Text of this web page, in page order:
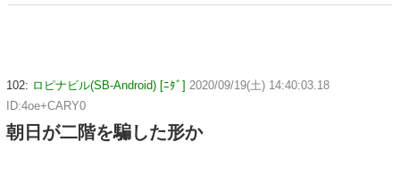
り得ない」と説教されたんだが、塩分過剰だし味の好みは
102: ロピナビル(SB-Android) [ﾆﾀﾞ] 2020/09/19(土) 14:40:03.18
ID:4oe+CARY0
朝日が二階を騙した形か